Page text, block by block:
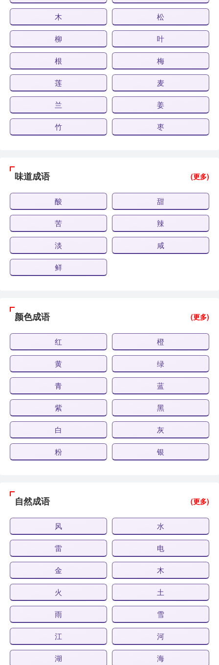
木 松
柳 叶
根 梅
莲 麦
兰 姜
竹 枣
味道成语 (更多)
酸 甜
苦 辣
淡 咸
鲜
颜色成语 (更多)
红 橙
黄 绿
青 蓝
紫 黑
白 灰
粉 银
自然成语 (更多)
风 水
雷 电
金 木
火 土
雨 雪
江 河
湖 海